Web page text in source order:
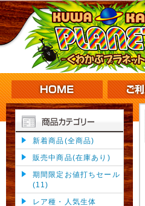
新着商品(全商品)
販売中商品(在庫あり)
期間限定お値打ちセール
(11)
レア種・人気生体